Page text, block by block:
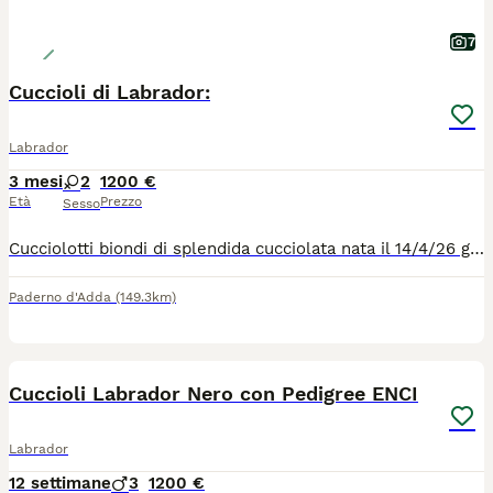
7
Cuccioli di Labrador:
Labrador
3 mesi
Età
2
Sesso
1200 €
Prezzo
Cucciolotti biondi di splendida cucciolata nata il 14/4/26 genitori con controllo displasia, occhi OK; oltre ad altri svariati controlli su DNA (PRA-PRCD - SD2 - HNPK - EIC - CNM - NARCOLESSIA). Genitori con DNA depositato. Saranno consegnati sverminati, microchipati e con pedigree, libretto sanitario e programma vaccinale. Contattaci senza impegno per conoscere le nostre tecniche di allevamento, e per un eventuale appuntamento per tutti gli approfondimenti su questa splendida razza.
Paderno d'Adda (149.3km)
Cuccioli Labrador Nero con Pedigree ENCI
Labrador
12 settimane 3 1200 €